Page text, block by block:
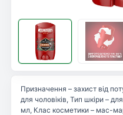
Призначення – захист від
для чоловіків, Тип шкіри –
мл, Клас косметики – мас-